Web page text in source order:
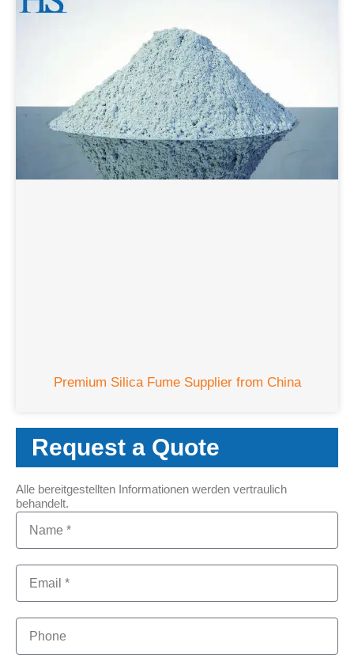
Premium Silica Fume Supplier from China
Request a Quote
Alle bereitgestellten Informationen werden vertraulich
behandelt.